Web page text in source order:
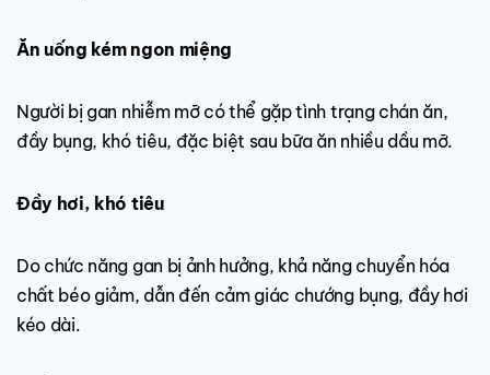
Ăn uống kém ngon miệng
Người bị gan nhiễm mỡ có thể gặp tình trạng chán ăn,
đầy bụng, khó tiêu, đặc biệt sau bữa ăn nhiều dầu mỡ.
Đầy hơi, khó tiêu
Do chức năng gan bị ảnh hưởng, khả năng chuyển hóa
chất béo giảm, dẫn đến cảm giác chướng bụng, đầy hơi
kéo dài.